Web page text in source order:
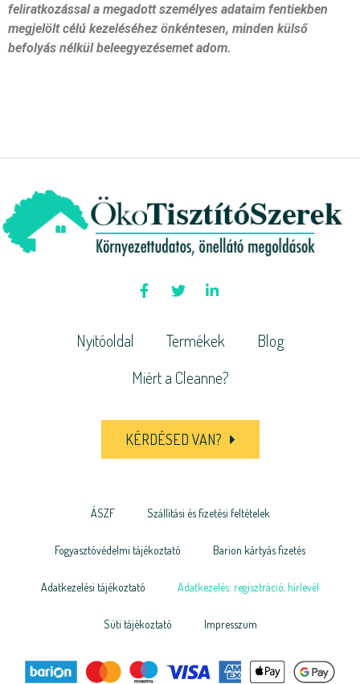
feliratkozással a megadott személyes adataim fentiekben
megjelölt célú kezeléséhez önkéntesen, minden külső
befolyás nélkül beleegyezésemet adom.
Nyitóoldal Termékek
Blog
Miért a Cleanne?
KÉRDÉSED VAN?
ÁSZF Szállítási és fizetési feltételek
Fogyasztóvédelmi tájékoztató Barion kártyás fizetés
Adatkezelési tájékoztató Adatkezelés: regisztráció, hírlevél
Süti tájékoztató Impresszum